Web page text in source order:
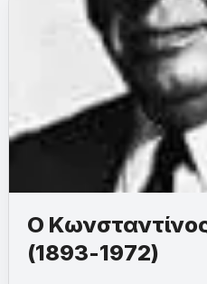
Ο
(1893-1972)